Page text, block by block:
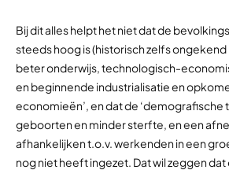
Bij dit alles helpt het niet dat de
steeds hoog is (historisch zelfs
beter onderwijs, technologisch-
en beginnende industrialisatie en
economieën’, en dat de ‘demografische
geboorten en minder sterfte, en een
afhankelijken t.o.v. werkenden in een
nog niet heeft ingezet. Dat wil zeggen